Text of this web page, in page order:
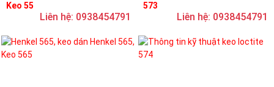
Keo 55
Liên hệ: 0938454791
573
Liên hệ: 0938454791